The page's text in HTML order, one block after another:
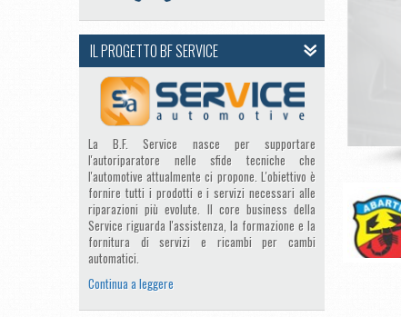
IL PROGETTO BF SERVICE
La B.F. Service nasce per supportare
l'autoriparatore nelle sfide tecniche che
l'automotive attualmente ci propone. L'obiettivo è
fornire tutti i prodotti e i servizi necessari alle
riparazioni più evolute. Il core business della
Service riguarda l'assistenza, la formazione e la
fornitura di servizi e ricambi per cambi
automatici.
Continua a leggere